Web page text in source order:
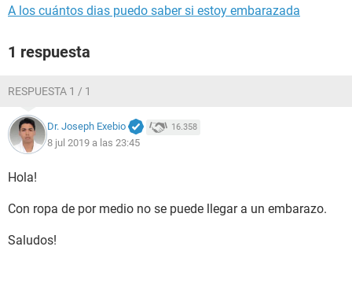
A los cuántos dias puedo saber si estoy embarazada
1 respuesta
RESPUESTA 1 / 1
Dr. Joseph Exebio 16.358
8 jul 2019 a las 23:45
Hola!
Con ropa de por medio no se puede llegar a un embarazo.
Saludos!